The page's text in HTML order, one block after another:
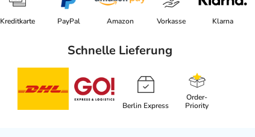
Kreditkarte PayPal Amazon Vorkasse Klarna
Schnelle Lieferung
Berlin Express
Order-
Priority